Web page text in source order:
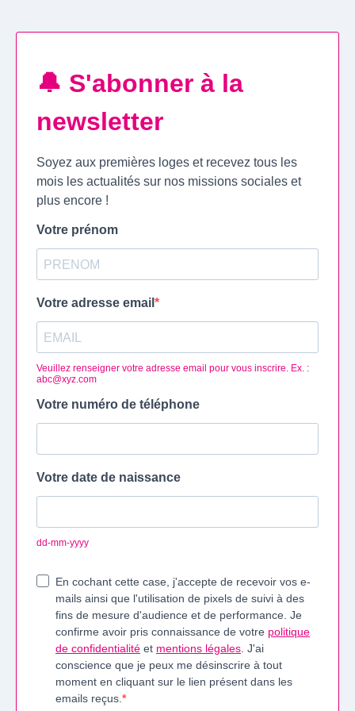
🔔 S'abonner à la
newsletter
Soyez aux premières loges et recevez tous les
mois les actualités sur nos missions sociales et
plus encore !
Votre prénom
Votre adresse email
Veuillez renseigner votre adresse email pour vous inscrire. Ex. :
abc@xyz.com
Votre numéro de téléphone
Votre date de naissance
dd-mm-yyyy
En cochant cette case, j'accepte de recevoir vos e-
mails ainsi que l'utilisation de pixels de suivi à des
fins de mesure d'audience et de performance. Je
confirme avoir pris connaissance de votre politique
de confidentialité et mentions légales . J'ai
conscience que je peux me désinscrire à tout
moment en cliquant sur le lien présent dans les
emails reçus.